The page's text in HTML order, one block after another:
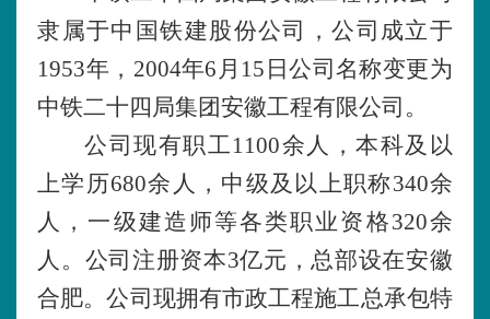
隶属于中国铁建股份公司，公司成立于
1953年，2004年6月15日公司名称变更为
中铁二十四局集团安徽工程有限公司。
公司现有职工1100余人，本科及以
上学历680余人，中级及以上职称340余
人，一级建造师等各类职业资格320余
人。公司注册资本3亿元，总部设在安徽
合肥。公司现拥有市政工程施工总承包特